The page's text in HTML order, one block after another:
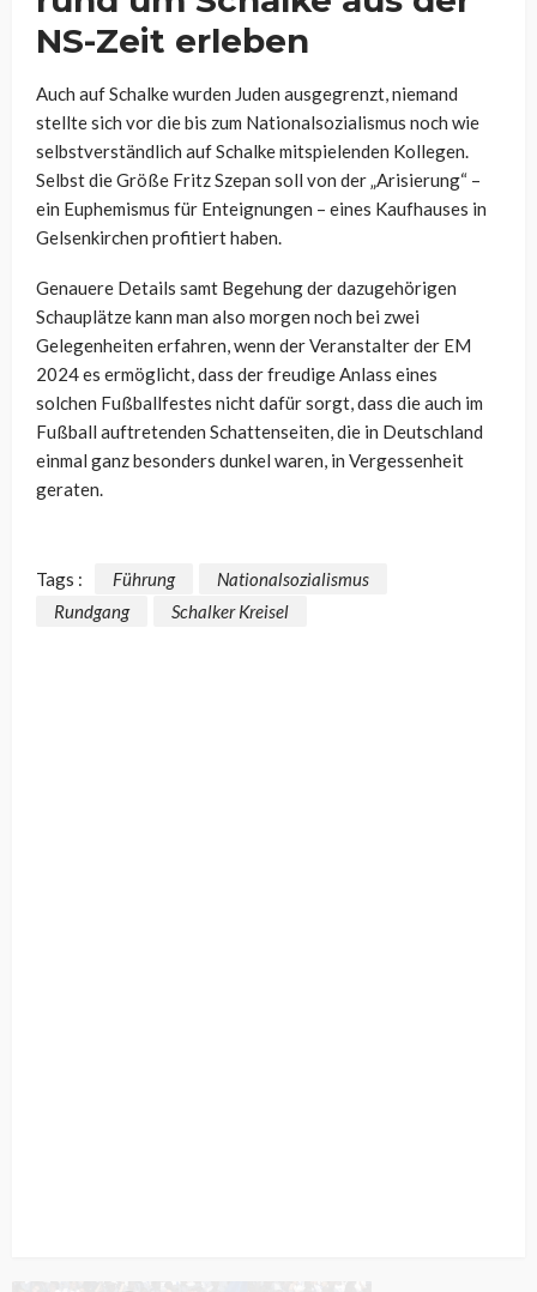
NS-Zeit erleben
Auch auf Schalke wurden Juden ausgegrenzt, niemand
stellte sich vor die bis zum Nationalsozialismus noch wie
selbstverständlich auf Schalke mitspielenden Kollegen.
Selbst die Größe Fritz Szepan soll von der „Arisierung“ –
ein Euphemismus für Enteignungen – eines Kaufhauses in
Gelsenkirchen profitiert haben.
Genauere Details samt Begehung der dazugehörigen
Schauplätze kann man also morgen noch bei zwei
Gelegenheiten erfahren, wenn der Veranstalter der EM
2024 es ermöglicht, dass der freudige Anlass eines
solchen Fußballfestes nicht dafür sorgt, dass die auch im
Fußball auftretenden Schattenseiten, die in Deutschland
einmal ganz besonders dunkel waren, in Vergessenheit
geraten.
Tags : Führung
Nationalsozialismus
Rundgang
Schalker Kreisel